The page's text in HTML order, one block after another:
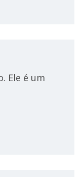
Ele é um